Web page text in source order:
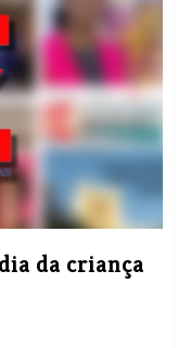
da criança